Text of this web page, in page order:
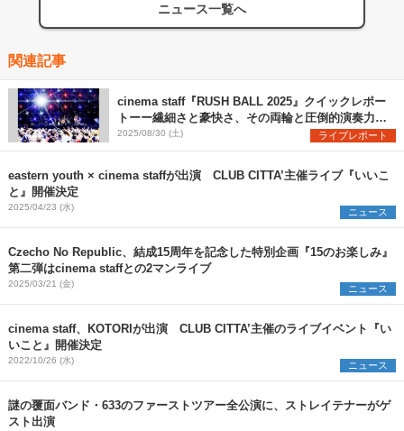
ニュース一覧へ
関連記事
cinema staff『RUSH BALL 2025』クイックレポー
トーー繊細さと豪快さ、その両輪と圧倒的演奏力で
魅せた堂々のステージ
2025/08/30 (土) ライブレポート
eastern youth × cinema staffが出演 CLUB CITTA’主催ライブ『いいこ
と』開催決定
2025/04/23 (水) ニュース
Czecho No Republic、結成15周年を記念した特別企画『15のお楽しみ』
第二弾はcinema staffとの2マンライブ
2025/03/21 (金) ニュース
cinema staff、KOTORIが出演 CLUB CITTA’主催のライブイベント『い
いこと』開催決定
2022/10/26 (水) ニュース
謎の覆面バンド・633のファーストツアー全公演に、ストレイテナーがゲ
スト出演